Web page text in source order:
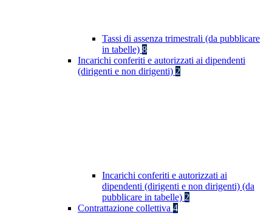
Tassi di assenza trimestrali (da pubblicare
in tabelle) 8
Incarichi conferiti e autorizzati ai dipendenti
(dirigenti e non dirigenti) 2
Incarichi conferiti e autorizzati ai
dipendenti (dirigenti e non dirigenti) (da
pubblicare in tabelle) 2
Contrattazione collettiva 4